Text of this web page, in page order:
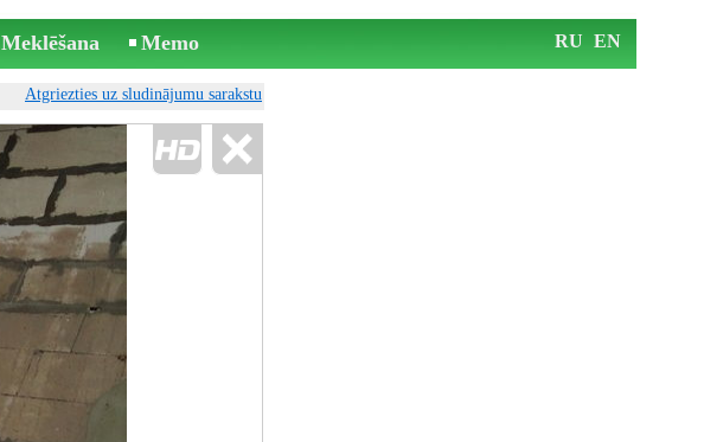
Meklēšana Memo RU EN
Atgriezties uz sludinājumu sarakstu